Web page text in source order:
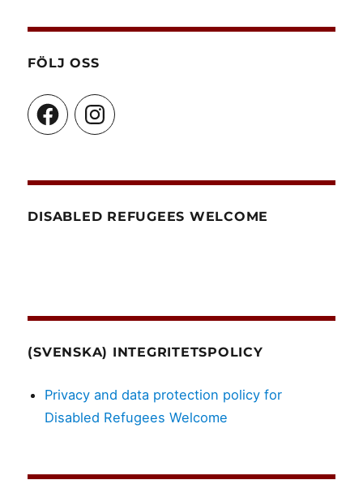
FÖLJ OSS
FacebookInstagram
DISABLED REFUGEES WELCOME
(SVENSKA) INTEGRITETSPOLICY
Privacy and data protection policy for
Disabled Refugees Welcome